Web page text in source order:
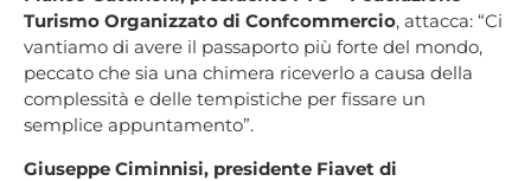
Turismo Organizzato di Confcommercio, attacca: “Ci
vantiamo di avere il passaporto più forte del mondo,
peccato che sia una chimera riceverlo a causa della
complessità e delle tempistiche per fissare un
semplice appuntamento”.
Giuseppe Ciminnisi, presidente Fiavet di